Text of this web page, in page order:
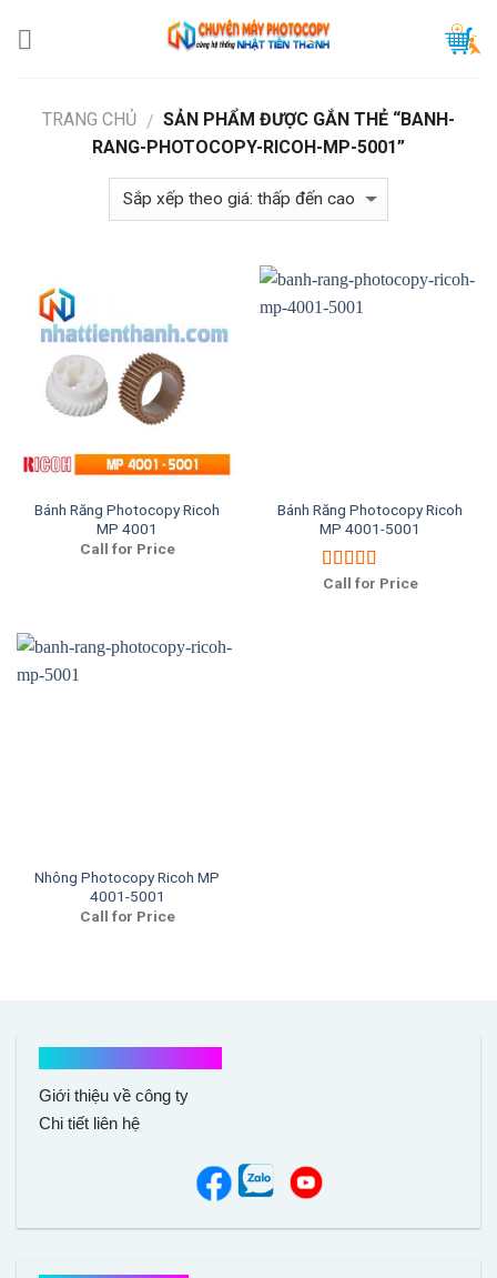
TRANG CHỦ / SẢN PHẨM ĐƯỢC GẮN THẺ “BANH-
RANG-PHOTOCOPY-RICOH-MP-5001”
Bánh Răng Photocopy Ricoh
MP 4001
Call for Price
Bánh Răng Photocopy Ricoh
MP 4001-5001
Được xếp
Call for Price
Nhông Photocopy Ricoh MP
4001-5001
Call for Price
Giới thiệu về công ty
Chi tiết liên hệ